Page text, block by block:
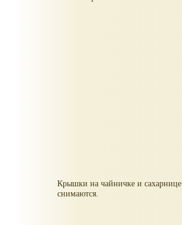
Крышки на чайничке и сахарнице
снимаются.